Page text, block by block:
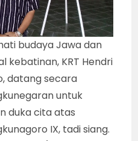
budaya Jawa dan
kebatinan, KRT Hendri
datang secara
untuk
duka cita atas
IX, tadi siang.